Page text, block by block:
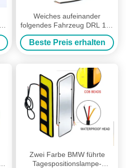
Weiches aufeinander
folgendes Fahrzeug DRL 12v
führte Tagespositionslampen
6500K 10W
Beste Preis erhalten
Zwei Farbe BMW führte
Tagespositionslampe-